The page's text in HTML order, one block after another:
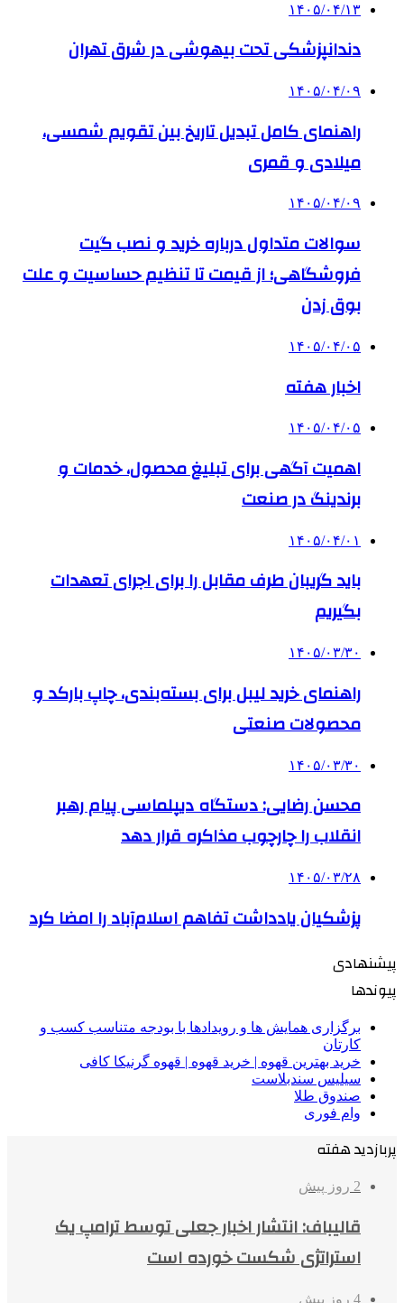
۱۴۰۵/۰۴/۱۳
دندانپزشکی تحت بیهوشی در شرق تهران
۱۴۰۵/۰۴/۰۹
راهنمای کامل تبدیل تاریخ بین تقویم شمسی،
میلادی و قمری
۱۴۰۵/۰۴/۰۹
سوالات متداول درباره خرید و نصب گیت
فروشگاهی؛ از قیمت تا تنظیم حساسیت و علت
بوق زدن
۱۴۰۵/۰۴/۰۵
اخبار هفته
۱۴۰۵/۰۴/۰۵
اهمیت آگهی برای تبلیغ محصول، خدمات و
برندینگ در صنعت
۱۴۰۵/۰۴/۰۱
باید گریبان طرف مقابل را برای اجرای تعهدات
بگیریم
۱۴۰۵/۰۳/۳۰
راهنمای خرید لیبل برای بسته‌بندی، چاپ بارکد و
محصولات صنعتی
۱۴۰۵/۰۳/۳۰
محسن رضایی: دستگاه دیپلماسی پیام رهبر
انقلاب را چارچوب مذاکره قرار دهد
۱۴۰۵/۰۳/۲۸
پزشکیان یادداشت تفاهم اسلام‌آباد را امضا کرد
پیشنهادی
پیوندها
برگزاری همایش ها و رویدادها با بودجه متناسب کسب و
کارتان
خرید بهترین قهوه | خرید قهوه | قهوه گرنیکا کافی
سیلیس سندبلاست
صندوق طلا
وام فوری
پربازدید هفته
2 روز پیش
قالیباف: انتشار اخبار جعلی توسط ترامپ یک
استراتژی شکست خورده است
4 روز پیش